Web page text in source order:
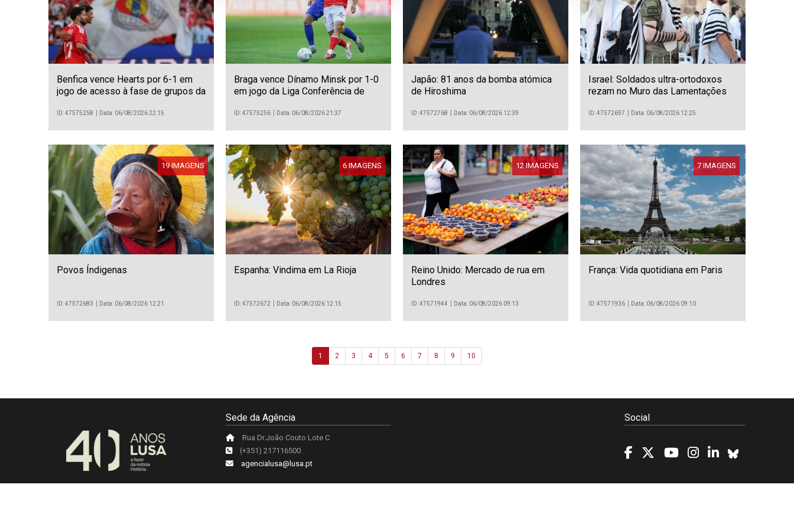
Benfica vence Hearts por 6-1 em
jogo de acesso à fase de grupos da
ID: 47575258 Data: 06/08/2026 22:15
Braga vence Dínamo Minsk por 1-0
em jogo da Liga Conferência de
ID: 47575256 Data: 06/08/2026 21:37
Japão: 81 anos da bomba atómica
de Hiroshima
ID: 47572768 Data: 06/08/2026 12:39
Israel: Soldados ultra-ortodoxos
rezam no Muro das Lamentações
ID: 47572697 Data: 06/08/2026 12:25
19 IMAGENS
Povos Índigenas
ID: 47572683 Data: 06/08/2026 12:21
6 IMAGENS
Espanha: Vindima em La Rioja
ID: 47572672 Data: 06/08/2026 12:15
12 IMAGENS
Reino Unido: Mercado de rua em
Londres
ID: 47571944 Data: 06/08/2026 09:13
7 IMAGENS
França: Vida quotidiana em Paris
ID: 47571936 Data: 06/08/2026 09:10
1 2 3 4 5 6 7 8 9 10
Sede da Agência
Rua Dr.João Couto Lote C
(+351) 217116500
agencialusa@lusa.pt
Social